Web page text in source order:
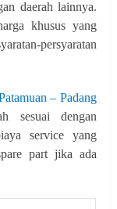
daerah lainnya.
khusus yang
persyaratan
– Padang
sesuai dengan
service yang
part jika ada